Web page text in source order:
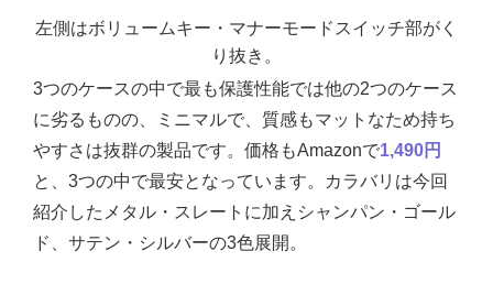
左側はボリュームキー・マナーモードスイッチ部がく
り抜き。
3つのケースの中で最も保護性能では他の2つのケース
に劣るものの、ミニマルで、質感もマットなため持ち
やすさは抜群の製品です。価格もAmazonで1,490円
と、3つの中で最安となっています。カラバリは今回
紹介したメタル・スレートに加えシャンパン・ゴール
ド、サテン・シルバーの3色展開。